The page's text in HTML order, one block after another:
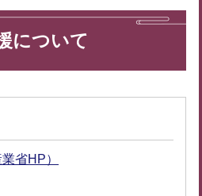
について
省HP）